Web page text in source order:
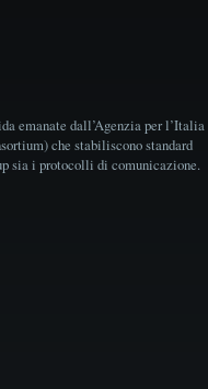
emanate dall’Agenzia per l’Italia
che stabiliscono standard
sia i protocolli di comunicazione.